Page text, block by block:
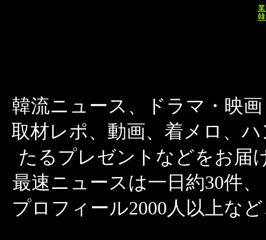
韓流ニュース、ドラマ・映
取材レポ、動画、着メロ、
たるプレゼントなどをお届
最速ニュースは一日約30件
プロフィール2000人以上な